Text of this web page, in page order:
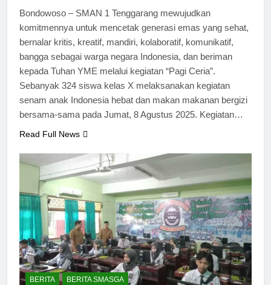
Bondowoso – SMAN 1 Tenggarang mewujudkan
komitmennya untuk mencetak generasi emas yang sehat,
bernalar kritis, kreatif, mandiri, kolaboratif, komunikatif,
bangga sebagai warga negara Indonesia, dan beriman
kepada Tuhan YME melalui kegiatan “Pagi Ceria”.
Sebanyak 324 siswa kelas X melaksanakan kegiatan
senam anak Indonesia hebat dan makan makanan bergizi
bersama-sama pada Jumat, 8 Agustus 2025. Kegiatan…
Read Full News
BERITA BERITA SMASGA